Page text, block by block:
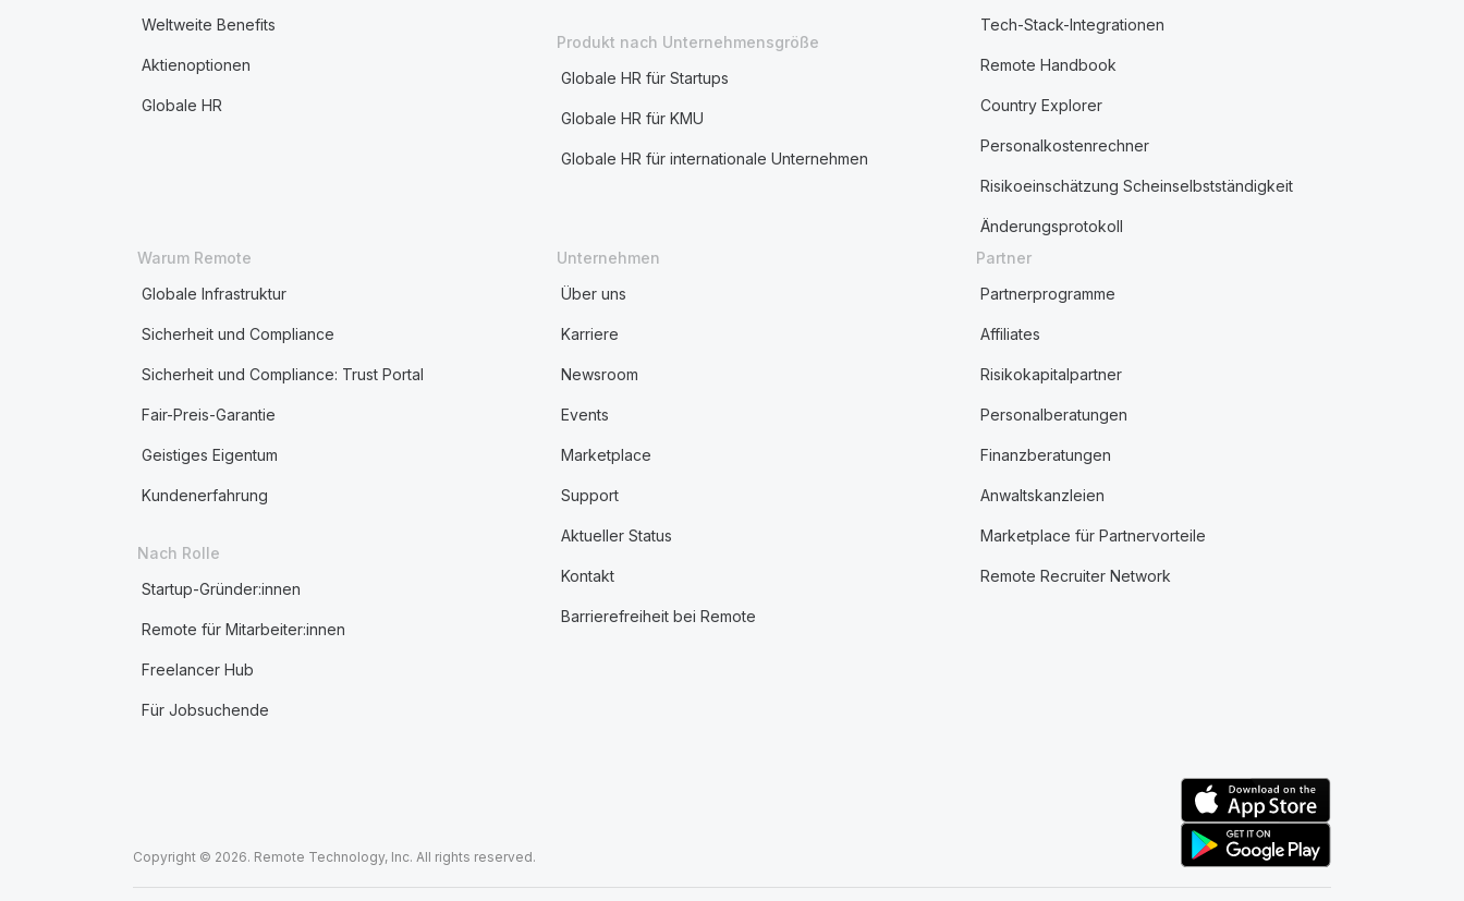
Weltweite Benefits
Aktienoptionen
Globale HR
Produkt nach Unternehmensgröße
Globale HR für Startups
Globale HR für KMU
Globale HR für internationale Unternehmen
Tech-Stack-Integrationen
Remote Handbook
Country Explorer
Personalkostenrechner
Risikoeinschätzung Scheinselbstständigkeit
Änderungsprotokoll
Warum Remote
Globale Infrastruktur
Sicherheit und Compliance
Sicherheit und Compliance: Trust Portal
Fair-Preis-Garantie
Geistiges Eigentum
Kundenerfahrung
Nach Rolle
Startup-Gründer:innen
Remote für Mitarbeiter:innen
Freelancer Hub
Für Jobsuchende
Unternehmen
Über uns
Karriere
Newsroom
Events
Marketplace
Support
Aktueller Status
Kontakt
Barrierefreiheit bei Remote
Partner
Partnerprogramme
Affiliates
Risikokapitalpartner
Personalberatungen
Finanzberatungen
Anwaltskanzleien
Marketplace für Partnervorteile
Remote Recruiter Network
Copyright © 2026. Remote Technology, Inc. All rights reserved.